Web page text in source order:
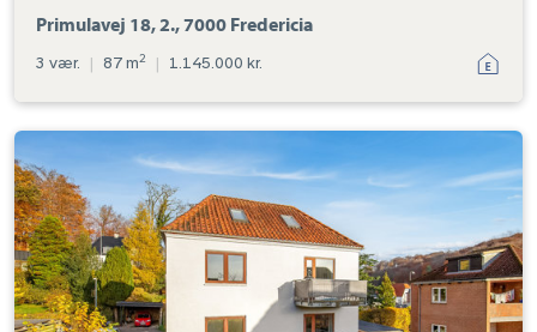
Primulavej 18, 2., 7000 Fredericia
3 vær. | 87 m2 | 1.145.000 kr.
Ejerlejlighed:
Hostrupsvej
1,
1.,
7100
Vejle